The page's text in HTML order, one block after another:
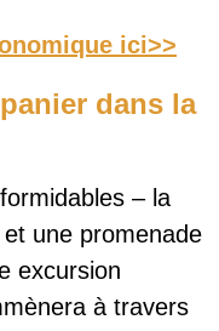
ici>>
dans la
– la
une promenade
excursion
à travers